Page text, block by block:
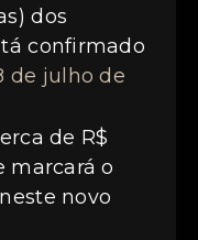
dos
confirmado
de julho de
de R$
marcará o
novo